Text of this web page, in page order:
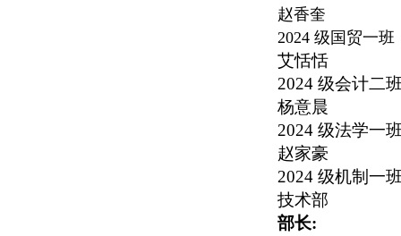
赵香奎
2024 级国贸一班
艾恬恬
2024 级会计二
杨意晨
2024 级法学一
赵家豪
2024 级机制一
技术部
部长: